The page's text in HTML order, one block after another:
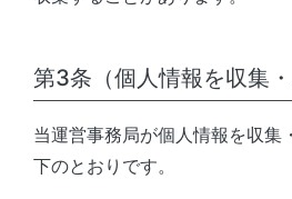
第3条（個人情報を収集・
当運営事務局が個人情報を収集
下のとおりです。